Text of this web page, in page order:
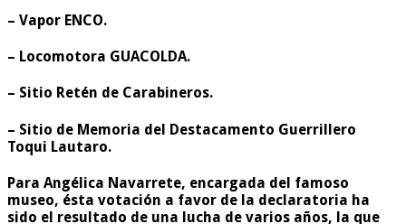
– Vapor ENCO.
– Locomotora GUACOLDA.
– Sitio Retén de Carabineros.
– Sitio de Memoria del Destacamento Guerrillero
Toqui Lautaro.
Para Angélica Navarrete, encargada del famoso
museo, ésta votación a favor de la declaratoria ha
sido el resultado de una lucha de varios años, la que